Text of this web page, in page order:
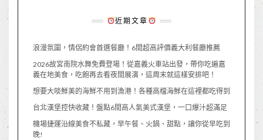
近期文章
浪漫氛圍，情侶約會首選餐廳！6間超高評價義大利餐廳推薦
2026故宮南院水舞免費登場！從嘉義火車站出發，帶你吃遍嘉
義在地美食，吃飽再去看夜間展演，這周末就這樣安排吧！
想要大啖鮮美的海鮮不用到漁港！各種高檔海鮮在這裡都吃得到
台北漢堡控快收藏！盤點6間高人氣美式漢堡，一口爆汁超滿足
機場捷運沿線美食不私藏，早午餐、火鍋、甜點，讓你從早吃到
晚!